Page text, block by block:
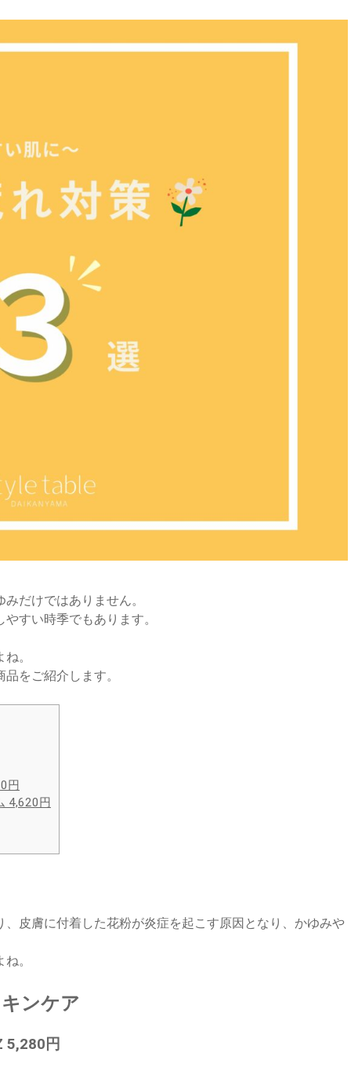
だけではありません。
すい時季でもあります。
。
をご紹介します。
円
4,620円
皮膚に付着した花粉が炎症を起こす原因となり、かゆみや
。
ンケア
5,280円